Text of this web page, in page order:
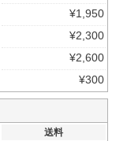
¥1,950
¥2,300
¥2,600
¥300
送料